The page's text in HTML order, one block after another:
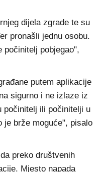
dijela zgrade te su
pronašli jednu osobu.
počinitelj pobjegao",
putem aplikacije
sigurno i ne izlaze iz
počinitelj ili počinitelji u
je brže moguće", pisalo
preko društvenih
Mjesto napada